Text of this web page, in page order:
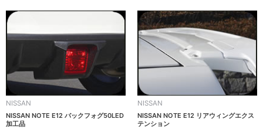
NISSAN
NISSAN NOTE E12 バックフォグ50LED
加工品
NISSAN
NISSAN NOTE E12 リアウィングエクス
テンション